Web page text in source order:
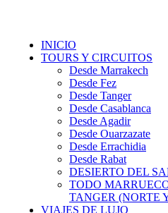
INICIO
TOURS Y CIRCUITOS
Desde Marrakech
Desde Fez
Desde Tanger
Desde Casablanca
Desde Agadir
Desde Ouarzazate
Desde Errachidia
Desde Rabat
DESIERTO DEL
TODO
TANGER (NORTE
VIAJES DE LUJO